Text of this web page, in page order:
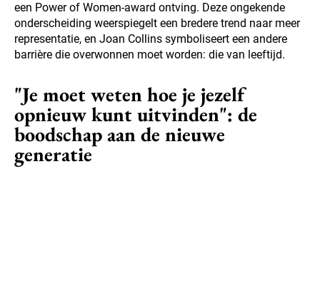
een Power of Women-award ontving. Deze ongekende
onderscheiding weerspiegelt een bredere trend naar meer
representatie, en Joan Collins symboliseert een andere
barrière die overwonnen moet worden: die van leeftijd.
"Je moet weten hoe je jezelf
opnieuw kunt uitvinden": de
boodschap aan de nieuwe
generatie